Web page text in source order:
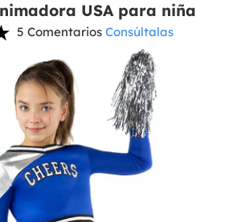
USA para niña
5 Comentarios Consúltalas